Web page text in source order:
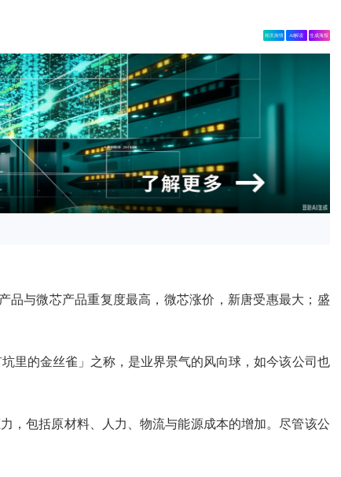
相关舆情 AI解读 生成海报
与微芯产品重复度最高，微芯涨价，新唐受惠最大；盛
里的金丝雀」之称，是业界景气的风向球，如今该公司也
，包括原材料、人力、物流与能源成本的增加。尽管该公